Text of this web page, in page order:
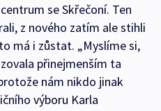
se Skřečoní. Ten
z nového zatím ale stihli
má i zůstat. „Myslíme si,
přinejmenším ta
nám nikdo jinak
výboru Karla